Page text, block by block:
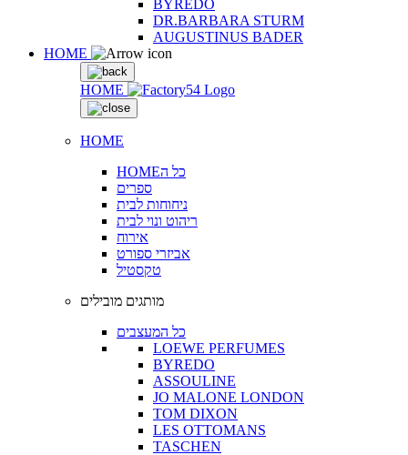
BYREDO
DR.BARBARA STURM
AUGUSTINUS BADER
HOME
HOME
HOME
HOMEכל ה
ספרים
ניחוחות לבית
ריהוט ונוי לבית
אירוח
אביזרי ספורט
טקסטיל
מותגים מובילים
כל המעצבים
LOEWE PERFUMES
BYREDO
ASSOULINE
JO MALONE LONDON
TOM DIXON
LES OTTOMANS
TASCHEN